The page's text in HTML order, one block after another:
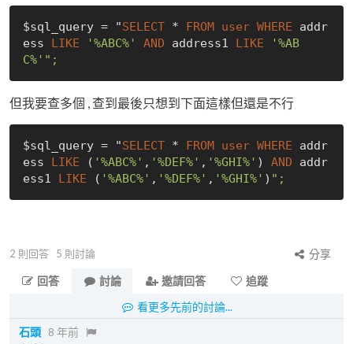
$sql_query = "SELECT * FROM user WHERE addr
ess LIKE '%ABC%' AND address1 LIKE
'%AB
C%'
但我要查多個 , 查到最後只想到下面這樣但還是不行
$sql_query = "SELECT * FROM user WHERE addr
ess LIKE ( '%ABC%' , '%DEF%' , '%GHI%' ) AND addr
ess1 LIKE ( '%ABC%' , '%DEF%' , '%GHI%' )
2 則回答 5 則討論
分享
回答
討論 邀請回答
追蹤
看更多先前的討論...
石頭 8 年前